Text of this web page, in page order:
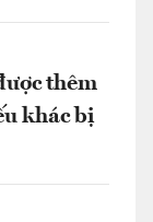
thêm
khác bị